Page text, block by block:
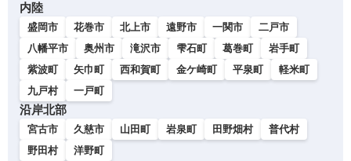
内陸
盛岡市 花巻市 北上市 遠野市 一関市
二戸市
八幡平市
奥州市 滝沢市 雫石町 葛巻町
岩手町
紫波町
矢巾町 西和賀町 金ケ崎町 平泉町
軽米町
九戸村
一戸町
沿岸北部
宮古市 久慈市 山田町 岩泉町 田野畑村
普代村
野田村
洋野町